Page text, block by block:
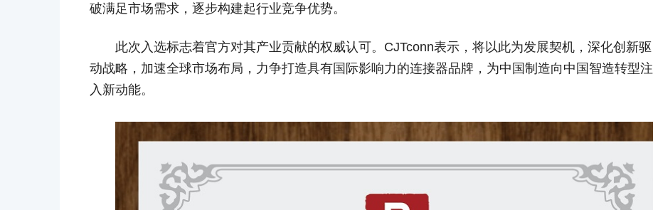
破满足市场需求，逐步构建起行业竞争优势。
此次入选标志着官方对其产业贡献的权威认可。 CJTconn表示，将以此为发展契机，深化创新驱
动战略，加速全球市场布局，力争打造具有国际影响力的连接器品牌，为中国制造向中国智造转型注
入新动能。